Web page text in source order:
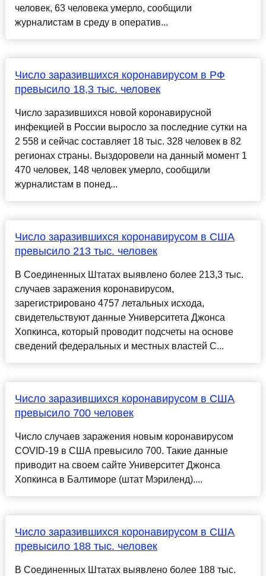
человек, 63 человека умерло, сообщили
журналистам в среду в оператив...
Число заразившихся коронавирусом в РФ
превысило 18,3 тыс. человек
Число заразившихся новой коронавирусной
инфекцией в России выросло за последние сутки на
2 558 и сейчас составляет 18 тыс. 328 человек в 82
регионах страны. Выздоровели на данный момент 1
470 человек, 148 человек умерло, сообщили
журналистам в понед...
Число заразившихся коронавирусом в США
превысило 213 тыс. человек
В Соединенных Штатах выявлено более 213,3 тыс.
случаев заражения коронавирусом,
зарегистрировано 4757 летальных исхода,
свидетельствуют данные Университета Джонса
Хопкинса, который проводит подсчеты на основе
сведений федеральных и местных властей С...
Число заразившихся коронавирусом в США
превысило 700 человек
Число случаев заражения новым коронавирусом
COVID-19 в США превысило 700. Такие данные
приводит на своем сайте Университет Джонса
Хопкинса в Балтиморе (штат Мэриленд)....
Число заразившихся коронавирусом в США
превысило 188 тыс. человек
В Соединенных Штатах выявлено более 188 тыс.